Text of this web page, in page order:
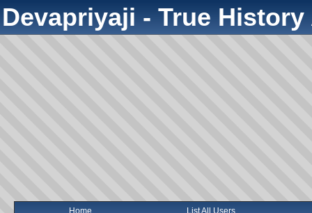
Devapriyaji - True
Home List All Users